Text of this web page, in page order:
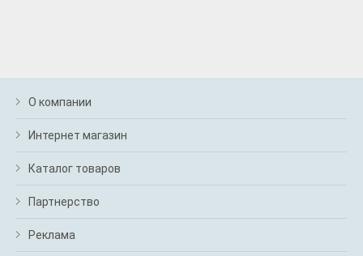
О компании
Интернет магазин
Каталог товаров
Партнерство
Реклама